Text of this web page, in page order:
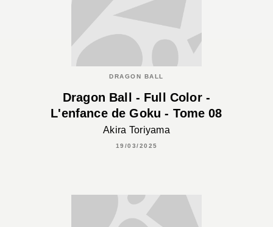
DRAGON BALL
Dragon Ball - Full Color -
L'enfance de Goku - Tome 08
Akira Toriyama
19/03/2025